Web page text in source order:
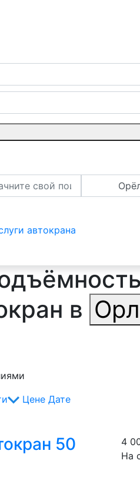
автокрана
в
Цене Дате
50
4
На